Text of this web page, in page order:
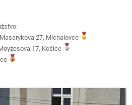
27, Michalovce
17, Košice